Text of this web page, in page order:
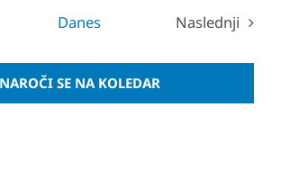
za
iskanje
in
Danes
Naslednji
NAROČI SE NA KOLEDAR